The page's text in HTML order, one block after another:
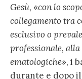
Gesù, «con lo
collegamento tra
esclusivo o
professionale,
ematologiche», i
durante e dopo